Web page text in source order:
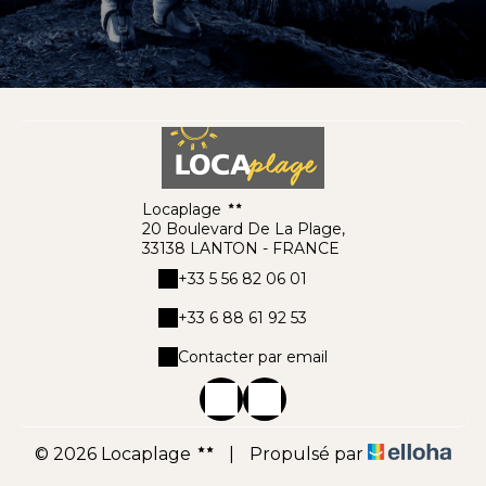
Locaplage
20 Boulevard De La Plage,
33138 LANTON - FRANCE
+33 5 56 82 06 01
+33 6 88 61 92 53
Contacter par email
© 2026 Locaplage Propulsé par